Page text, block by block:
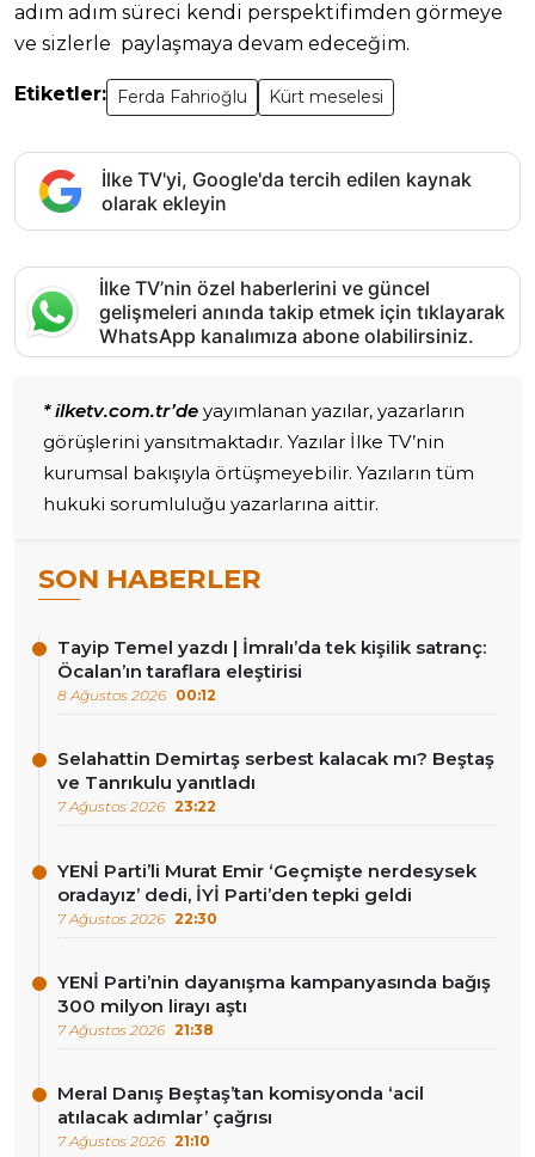
adım adım süreci kendi perspektifimden görmeye
ve sizlerle paylaşmaya devam edeceğim.
Etiketler: Ferda Fahrioğlu Kürt meselesi
İlke TV'yi, Google'da tercih edilen kaynak
olarak ekleyin
İlke TV’nin özel haberlerini ve güncel
gelişmeleri anında takip etmek için tıklayarak
WhatsApp kanalımıza abone olabilirsiniz.
* ilketv.com.tr’de yayımlanan yazılar, yazarların
görüşlerini yansıtmaktadır. Yazılar İlke TV’nin
kurumsal bakışıyla örtüşmeyebilir. Yazıların tüm
hukuki sorumluluğu yazarlarına aittir.
SON HABERLER
Tayip Temel yazdı | İmralı’da tek kişilik satranç:
Öcalan’ın taraflara eleştirisi
8 Ağustos 2026 00:12
Selahattin Demirtaş serbest kalacak mı? Beştaş
ve Tanrıkulu yanıtladı
7 Ağustos 2026 23:22
YENİ Parti’li Murat Emir ‘Geçmişte nerdesysek
oradayız’ dedi, İYİ Parti’den tepki geldi
7 Ağustos 2026 22:30
YENİ Parti’nin dayanışma kampanyasında bağış
300 milyon lirayı aştı
7 Ağustos 2026 21:38
Meral Danış Beştaş’tan komisyonda ‘acil
atılacak adımlar’ çağrısı
7 Ağustos 2026 21:10